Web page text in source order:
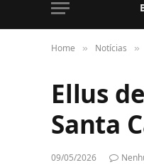
Home » Notícias »
Ellus
Santa
09/05/2026